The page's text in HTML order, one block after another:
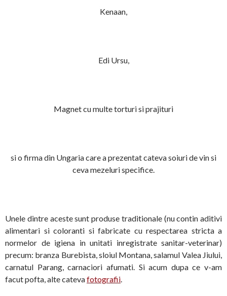
Kenaan,
Edi Ursu,
Magnet cu multe torturi si prajituri
si o firma din Ungaria care a prezentat cateva soiuri de vin si
ceva mezeluri specifice.
Unele dintre aceste sunt produse traditionale (nu contin aditivi
alimentari si coloranti si fabricate cu respectarea stricta a
normelor de igiena in unitati inregistrate sanitar-veterinar)
precum: branza Burebista, sloiul Montana, salamul Valea Jiului,
carnatul Parang, carnaciori afumati. Si acum dupa ce v-am
facut pofta, alte catevafotografii.